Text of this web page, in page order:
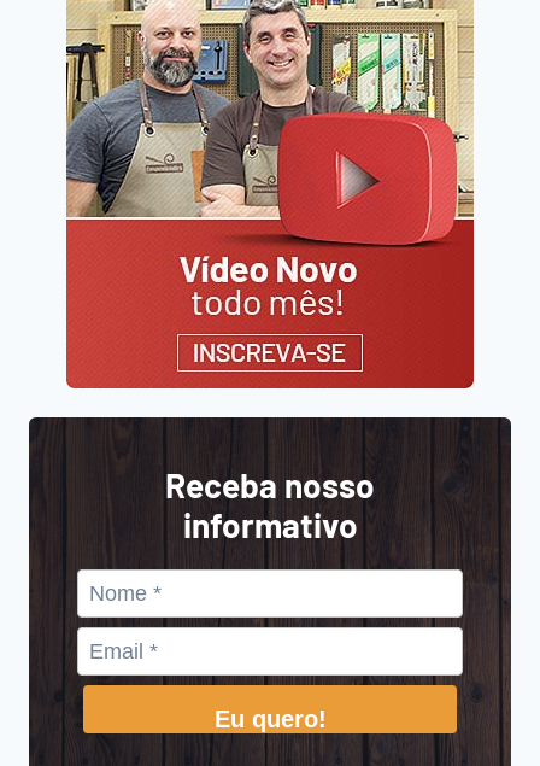
Receba nosso
informativo
Eu quero!